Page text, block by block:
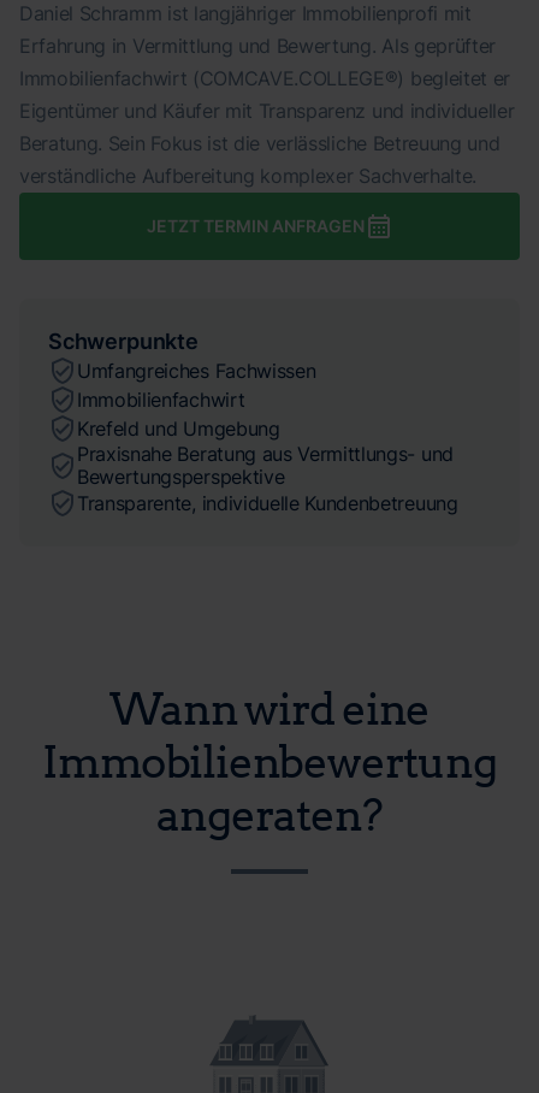
Daniel Schramm ist langjähriger Immobilienprofi mit
Erfahrung in Vermittlung und Bewertung. Als geprüfter
Immobilienfachwirt (COMCAVE.COLLEGE®) begleitet er
Eigentümer und Käufer mit Transparenz und individueller
Beratung. Sein Fokus ist die verlässliche Betreuung und
verständliche Aufbereitung komplexer Sachverhalte.
JETZT TERMIN ANFRAGEN
Schwerpunkte
Umfangreiches Fachwissen
Immobilienfachwirt
Krefeld und Umgebung
Praxisnahe Beratung aus Vermittlungs- und
Bewertungsperspektive
Transparente, individuelle Kundenbetreuung
Wann wird eine
Immobilienbewertung
angeraten?